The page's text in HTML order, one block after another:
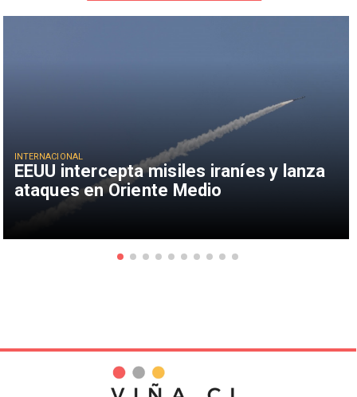
EEUU intercepta misiles iraníes y lanza
ataques en Oriente Medio
INTERNACIONAL